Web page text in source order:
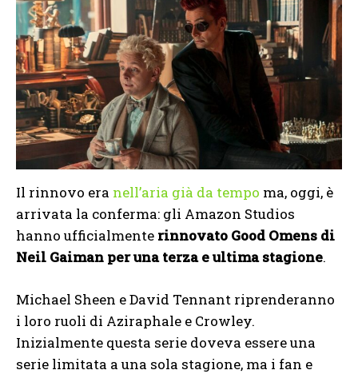
Il rinnovo era nell’aria già da tempo ma, oggi, è
arrivata la conferma: gli Amazon Studios
hanno ufficialmente rinnovato Good Omens di
Neil Gaiman per una terza e ultima stagione.
Michael Sheen e David Tennant riprenderanno
i loro ruoli di Aziraphale e Crowley.
Inizialmente questa serie doveva essere una
serie limitata a una sola stagione, ma i fan e